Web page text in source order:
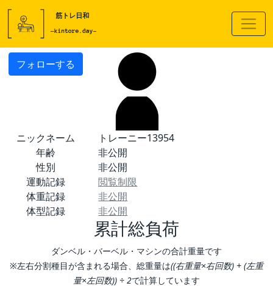
フォローする
ニックネーム
トレーニー13954
年齢
非公開
性別
非公開
運動記録
閲覧制限
体重記録
非公開
体型記録
非公開
累計総負荷
ダンベル・バーベル・マシンの合計重量です
※左右分割種目が含まれる場合、総重量は((右重量×右回数) + (左重
量×左回数)) ÷ 2で計算しています